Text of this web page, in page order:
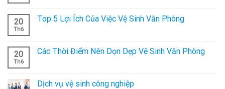
20
Th6
Top 5 Lợi Ích Của Việc Vệ Sinh Văn Phòng
20
Th6
Các Thời Điểm Nên Dọn Dẹp Vệ Sinh Văn Phòng
Dịch vụ vệ sinh công nghiệp